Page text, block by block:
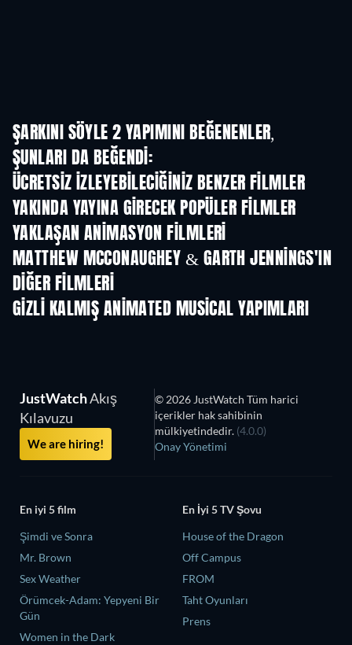
ŞARKINI SÖYLE 2 YAPIMINI BEĞENENLER,
ŞUNLARI DA BEĞENDI:
ÜCRETSIZ IZLEYEBILECIĞINIZ BENZER FILMLER
YAKINDA YAYINA GIRECEK POPÜLER FILMLER
YAKLAŞAN ANIMASYON FILMLERI
Magical
MATTHEW MCCONAUGHEY & GARTH JENNINGS'IN
DIĞER FILMLERI
GIZLI KALMIŞ ANIMATED MUSICAL YAPIMLARI
JustWatchAkış
Kılavuzu
We are hiring!
© 2026 JustWatch Tüm harici
içerikler hak sahibinin
mülkiyetindedir. (4.0.0)
Onay Yönetimi
En iyi 5 film
Şimdi ve Sonra
Mr. Brown
Sex Weather
Örümcek-Adam: Yepyeni Bir
Gün
Women in the Dark
En İyi 5 TV Şovu
House of the Dragon
Off Campus
FROM
Taht Oyunları
Prens